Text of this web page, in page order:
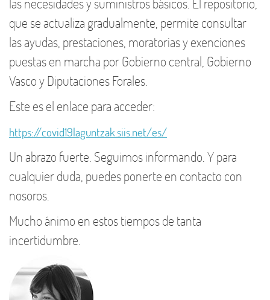
que se actualiza gradualmente, permite consultar
las ayudas, prestaciones, moratorias y exenciones
puestas en marcha por Gobierno central, Gobierno
Vasco y Diputaciones Forales.
Este es el enlace para acceder:
https://covid19laguntzak.siis.net/es/
Un abrazo fuerte. Seguimos informando. Y para
cualquier duda, puedes ponerte en contacto con
nosoros.
Mucho ánimo en estos tiempos de tanta
incertidumbre.